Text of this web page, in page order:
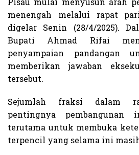
menengah melalui rapat
digelar Senin (28/4/2025).
Bupati Ahmad Rifai
penyampaian pandangan
memberikan jawaban
tersebut.
Sejumlah fraksi dalam
pentingnya pembangunan
terutama untuk membuka
terpencil yang selama ini